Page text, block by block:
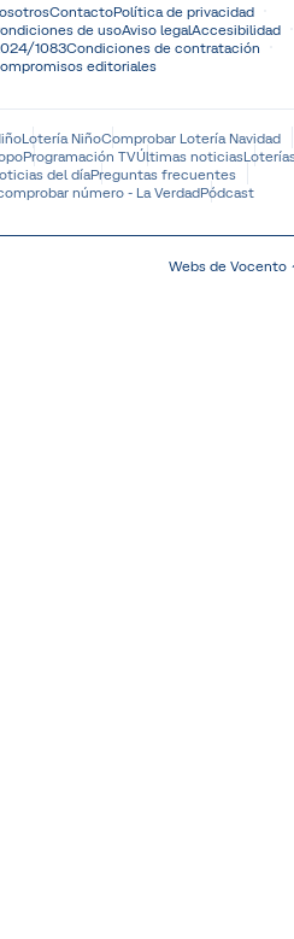
ContactoPolítica de privacidad
de usoAviso legalAccesibilidad
1083Condiciones de contratación
editoriales
Lotería NiñoComprobar Lotería Navidad
Programación TVÚltimas noticias
del díaPreguntas frecuentes
número - La VerdadPódcast
Webs de Vocento